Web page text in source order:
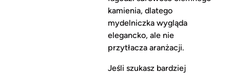
kamienia, dlatego
mydelniczka wygląda
elegancko, ale nie
przytłacza aranżacji.
Jeśli szukasz bardziej